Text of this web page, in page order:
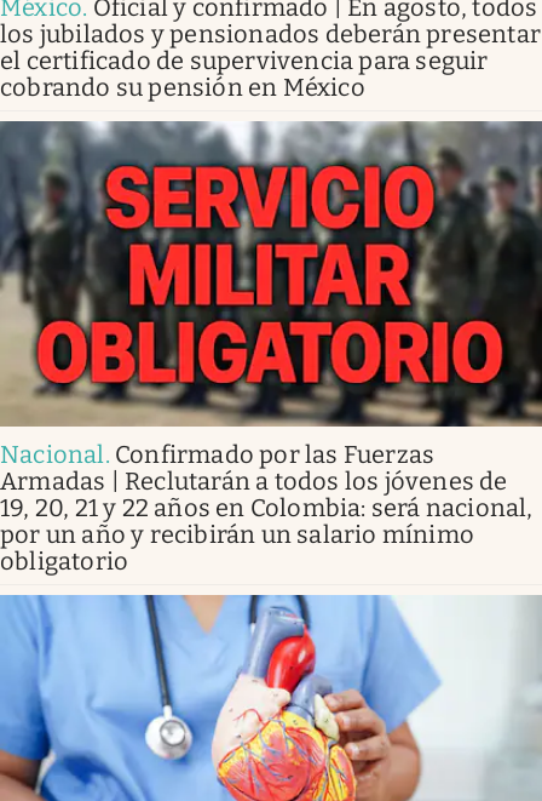
México. Oficial y confirmado | En agosto, todos
los jubilados y pensionados deberán presentar
el certificado de supervivencia para seguir
cobrando su pensión en México
Nacional. Confirmado por las Fuerzas
Armadas | Reclutarán a todos los jóvenes de
19, 20, 21 y 22 años en Colombia: será nacional,
por un año y recibirán un salario mínimo
obligatorio